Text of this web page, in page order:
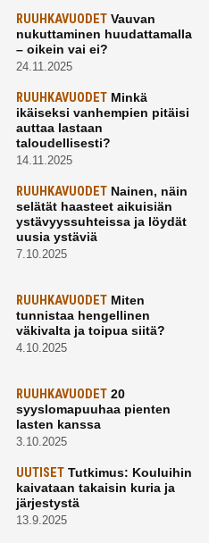
RUUHKAVUODETVauvan
nukuttaminen huudattamalla
– oikein vai ei?
24.11.2025
RUUHKAVUODETMinkä
ikäiseksi vanhempien pitäisi
auttaa lastaan
taloudellisesti?
14.11.2025
RUUHKAVUODETNainen, näin
selätät haasteet aikuisiän
ystävyyssuhteissa ja löydät
uusia ystäviä
7.10.2025
RUUHKAVUODETMiten
tunnistaa hengellinen
väkivalta ja toipua siitä?
4.10.2025
RUUHKAVUODET20
syyslomapuuhaa pienten
lasten kanssa
3.10.2025
UUTISETTutkimus: Kouluihin
kaivataan takaisin kuria ja
järjestystä
13.9.2025